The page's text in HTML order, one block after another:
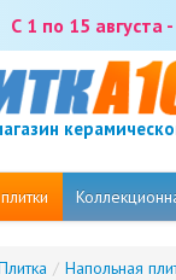
С 1 по 15 августа
/ Напольная